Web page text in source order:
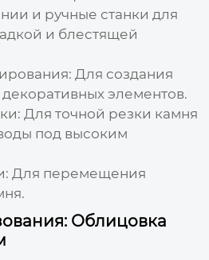
и ручные станки для
и блестящей
Для создания
элементов.
Для точной резки камня
под высоким
Для перемещения
Облицовка